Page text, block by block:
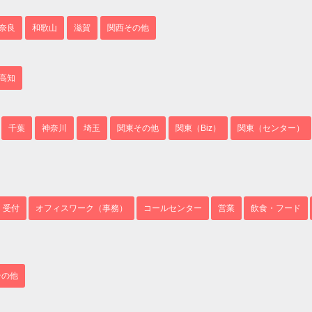
良 和歌山 滋賀 関西その他
知
千葉 神奈川 埼玉 関東その他 関東（Biz） 関東（センター）
受付 オフィスワーク（事務） コールセンター 営業 飲食・フード
他